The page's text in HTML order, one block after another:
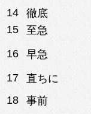
14
徹底
15
至急
16
早急
17
直ちに
18
事前